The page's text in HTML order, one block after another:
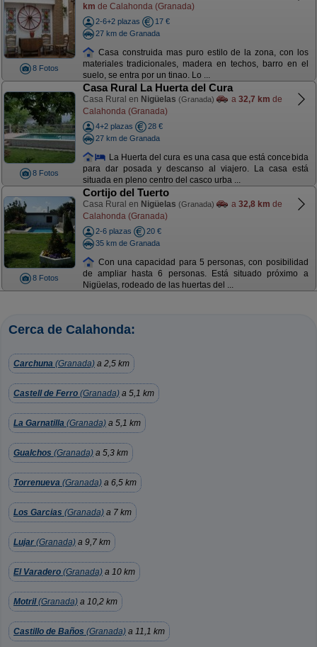
8 Fotos
km de Calahonda (Granada)
2-6+2 plazas
17 €
27 km de Granada
Casa construida mas puro estilo de la zona, con los
materiales tradicionales, madera en techos, barro en el
suelo, se entra por un tinao. Lo ...
8 Fotos
Casa Rural La Huerta del Cura
Casa Rural en Nigüelas (Granada) a 32,7 km de
Calahonda (Granada)
4+2 plazas
28 €
27 km de Granada
La Huerta del cura es una casa que está concebida
para dar posada y descanso al viajero. La casa está
situada en pleno centro del casco urba ...
8 Fotos
Cortijo del Tuerto
Casa Rural en Nigüelas (Granada) a 32,8 km de
Calahonda (Granada)
2-6 plazas
20 €
35 km de Granada
Con una capacidad para 5 personas, con posibilidad
de ampliar hasta 6 personas. Está situado próximo a
Nigüelas, rodeado de las huertas del ...
Cerca de Calahonda:
Carchuna (Granada) a 2,5 km
Castell de Ferro (Granada) a 5,1 km
La Garnatilla (Granada) a 5,1 km
Gualchos (Granada) a 5,3 km
Torrenueva (Granada) a 6,5 km
Los Garcias (Granada) a 7 km
Lujar (Granada) a 9,7 km
El Varadero (Granada) a 10 km
Motril(Granada) a 10,2 km
Castillo de Baños (Granada) a 11,1 km